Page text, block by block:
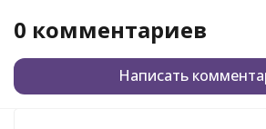
0 комментариев
Написать